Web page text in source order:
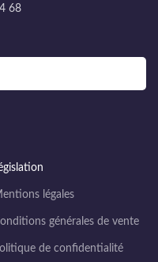
68
légales
générales de vente
de confidentialité